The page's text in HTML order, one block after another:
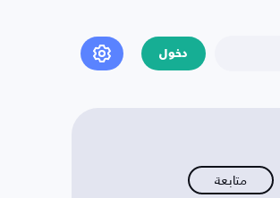
دخول
متابعة